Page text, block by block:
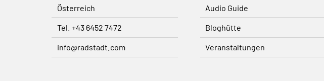
Österreich
Tel. +43 6452 7472
info@radstadt.com
Audio Guide
Bloghütte
Veranstaltungen